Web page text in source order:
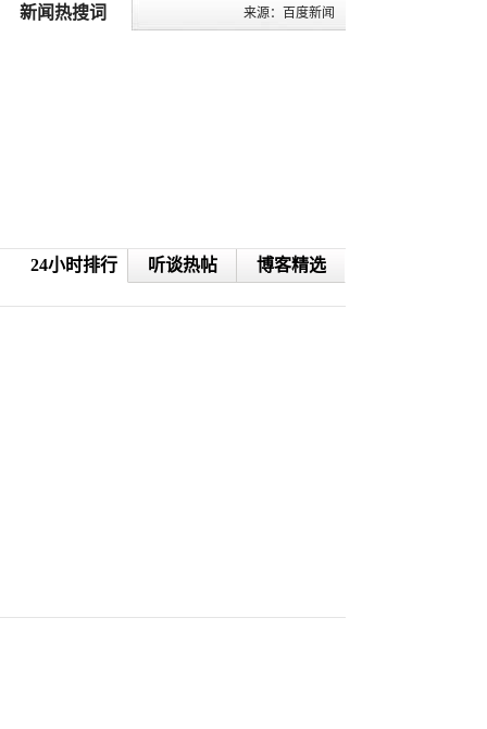
新闻热搜词 来源：百度新闻
24小时排行 听谈热帖 博客精选